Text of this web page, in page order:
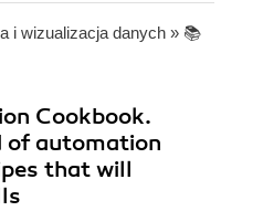
i wizualizacja danych » 📚
Cookbook.
of automation
that will